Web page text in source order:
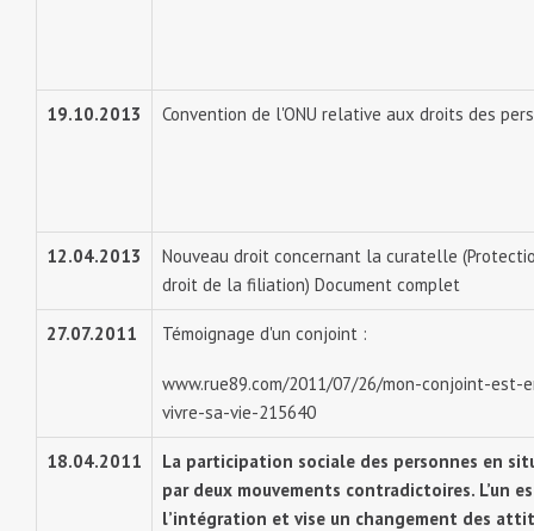
19.10.2013 Convention de l'ONU relative aux droits des
12.04.2013
Nouveau droit concernant la curatelle
droit de la filiation) Document complet
27.07.2011 Témoignage d'un conjoint :
www.rue89.com/2011/07/26/mon-conjoint-
vivre-sa-vie-215640
18.04.2011
La participation sociale des personnes en
par deux mouvements contradictoires. L’un
l’intégration et vise un changement des